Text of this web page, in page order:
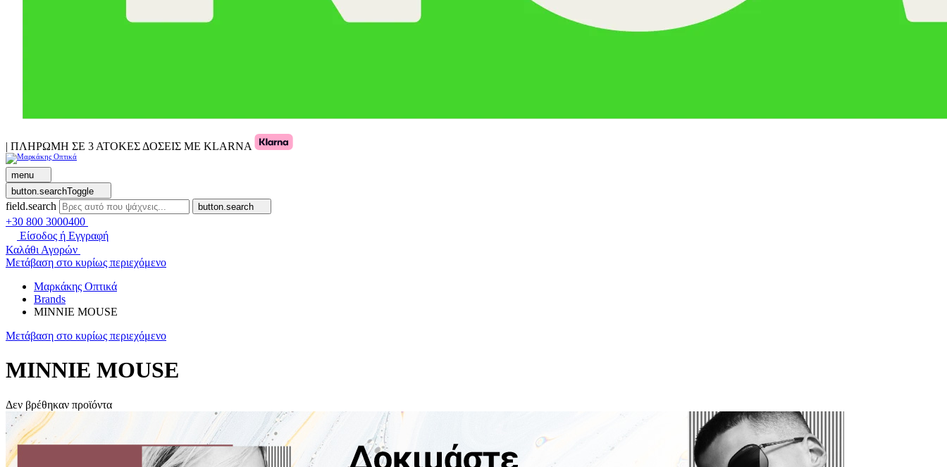
| ΠΛΗΡΩΜΗ ΣΕ 3 ΑΤΟΚΕΣ ΔΟΣΕΙΣ ΜΕ KLARNA
menu
button.searchToggle
field.search button.search
+30 800 3000400
Είσοδος ή Εγγραφή
Καλάθι Αγορών
Μετάβαση στο κυρίως περιεχόμενο
Μαρκάκης Οπτικά
Brands
MINNIE MOUSE
Μετάβαση στο κυρίως περιεχόμενο
MINNIE MOUSE
Δεν βρέθηκαν προϊόντα